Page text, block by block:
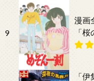
9
漫画
「
「